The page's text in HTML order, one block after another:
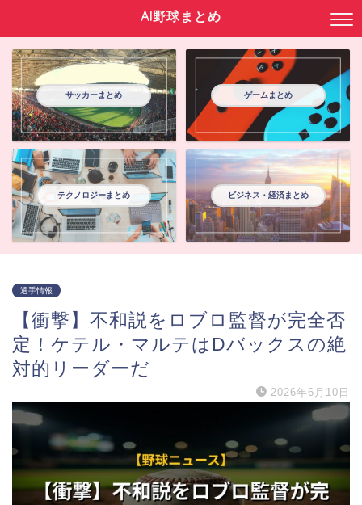
AI野球まとめ
サッカーまとめ ゲームまとめ
テクノロジーまとめ ビジネス・経済まとめ
選手情報
【衝撃】不和説をロブロ監督が完全否
定！ケテル・マルテはDバックスの絶
対的リーダーだ
2026年6月10日